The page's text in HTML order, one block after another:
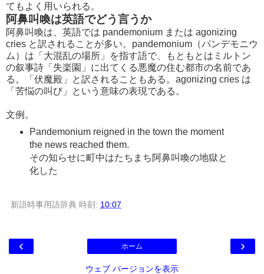
てもよく用いられる。
阿鼻叫喚は英語でどう言うか
阿鼻叫喚は、英語では pandemonium または agonizing
cries と訳されることが多い。pandemonium（パンデモニウ
ム）は「大混乱の場所」を指す語で、もともとはミルトン
の叙事詩「失楽園」に出てくる悪魔の住む都市の名前であ
る。「伏魔殿」と訳されることもある。agonizing cries は
「苦悩の叫び」という意味の表現である。
文例。
Pandemonium reigned in the town the moment
the news reached them.
その知らせに町中はたちまち阿鼻叫喚の地獄と
化した
新語時事用語辞典 時刻: 10:07
‹ ›
ホーム
ウェブ バージョンを表示